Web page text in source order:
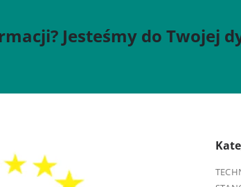
Jesteśmy do Twojej